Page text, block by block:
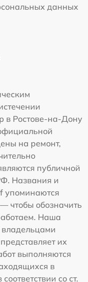
данных
в Ростове-на-Дону
на ремонт,
публичной
Названия и
упоминаются
чтобы обозначить
Наша
их
выполняются
в
со ст.